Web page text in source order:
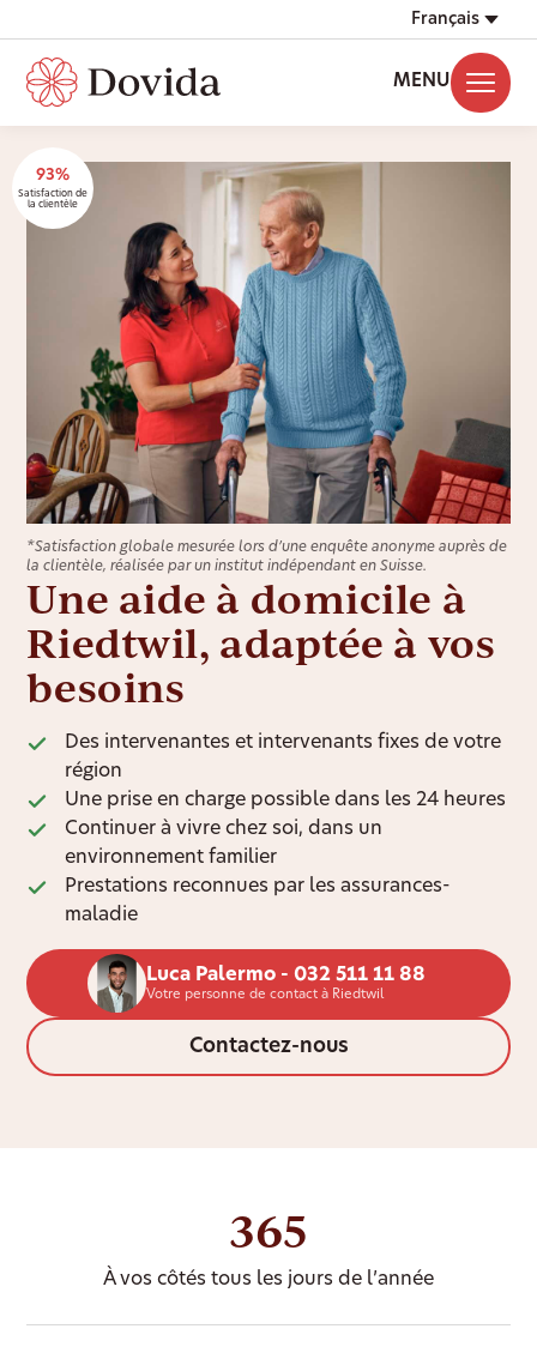
Français
MENU
93%
Satisfaction de
la clientèle
*Satisfaction globale mesurée lors d’une enquête anonyme auprès de
la clientèle, réalisée par un institut indépendant en Suisse.
Une aide à domicile à
Riedtwil, adaptée à vos
besoins
Des intervenantes et intervenants fixes de votre
région
Une prise en charge possible dans les 24 heures
Continuer à vivre chez soi, dans un
environnement familier
Prestations reconnues par les assurances-
maladie
Luca Palermo - 032 511 11 88
Votre personne de contact à Riedtwil
Contactez-nous
365
À vos côtés tous les jours de l’année